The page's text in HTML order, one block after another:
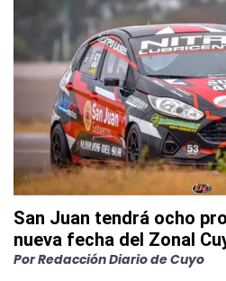
San Juan tendrá ocho
nueva fecha del Zonal
PorRedacción Diario de Cuyo